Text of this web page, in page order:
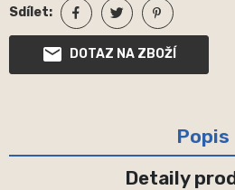
Sdílet:
DOTAZ NA ZBOŽÍ
Popis
Detaily